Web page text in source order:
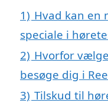
1) Hvad kan en
speciale i
2) Hvorfor
besøge dig i
3) Tilskud til